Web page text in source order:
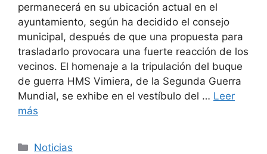
permanecerá en su ubicación actual en el
ayuntamiento, según ha decidido el consejo
municipal, después de que una propuesta para
trasladarlo provocara una fuerte reacción de los
vecinos. El homenaje a la tripulación del buque
de guerra HMS Vimiera, de la Segunda Guerra
Mundial, se exhibe en el vestíbulo del … Leer
más
Categorías
Noticias